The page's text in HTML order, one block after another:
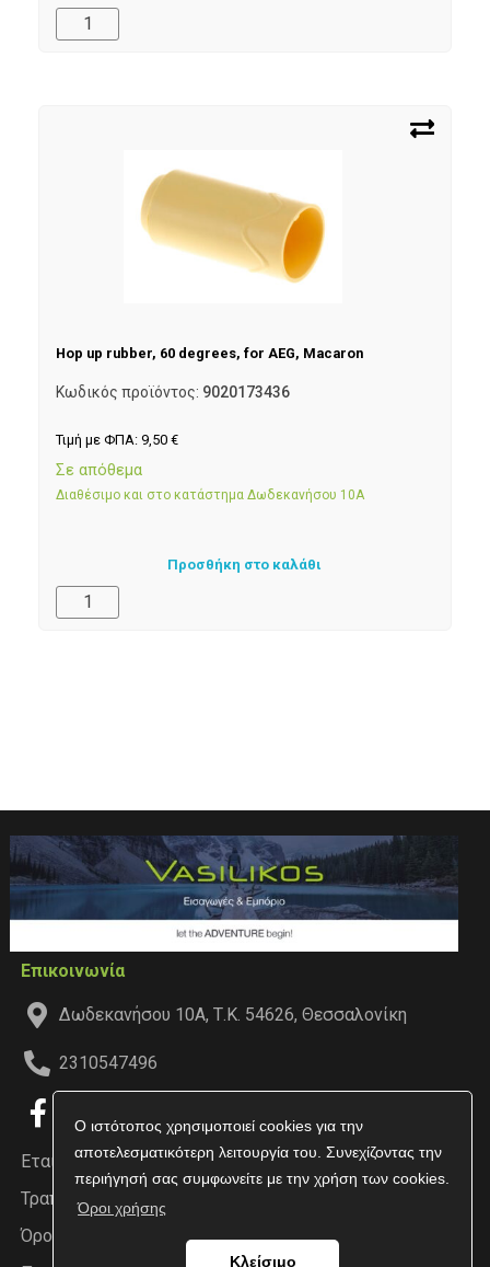
Ο ιστότοπος χρησιμοποιεί cookies για την
αποτελεσματικότερη λειτουργία του. Συνεχίζοντας την
περιήγησή σας συμφωνείτε με την χρήση των cookies.
Όροι χρήσης
Κλείσιμο
Hop up rubber, 60 degrees, for AEG, Macaron
Κωδικός προϊόντος: 9020173436
Τιμή με ΦΠΑ: 9,50 €
Σε απόθεμα
Διαθέσιμο και στο κατάστημα Δωδεκανήσου 10Α
Προσθήκη στο καλάθι
Επικοινωνία
Δωδεκανήσου 10Α, Τ.Κ. 54626, Θεσσαλονίκη
2310547496
Εταιρεία
Τραπεζικοί Λογαριασμοί
Όροι χρήσης